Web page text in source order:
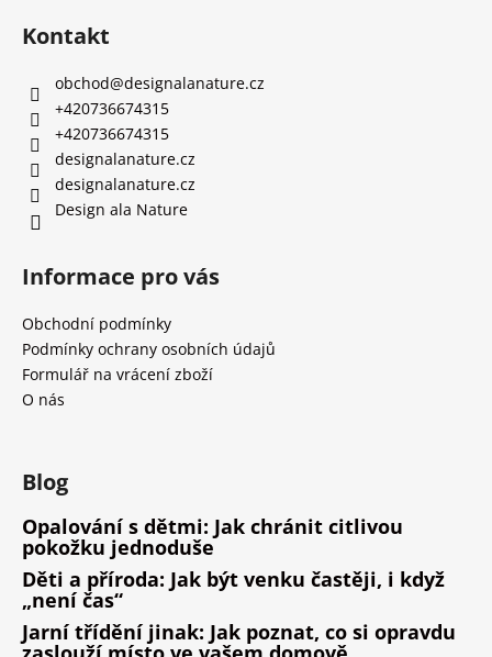
Kontakt
obchod@designalanature.cz
+420736674315
+420736674315
designalanature.cz
designalanature.cz
Design ala Nature
Informace pro vás
Obchodní podmínky
Podmínky ochrany osobních údajů
Formulář na vrácení zboží
O nás
Blog
Opalování s dětmi: Jak chránit citlivou
pokožku jednoduše
Děti a příroda: Jak být venku častěji, i když
„není čas“
Jarní třídění jinak: Jak poznat, co si opravdu